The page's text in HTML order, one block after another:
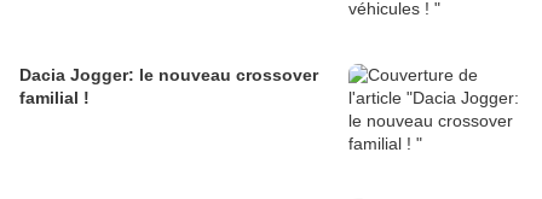
Dacia Jogger: le nouveau crossover
familial !